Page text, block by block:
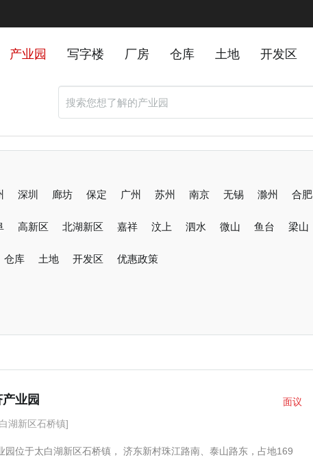
产业园 写字楼 厂房 仓库 土地 开发区
深圳 廊坊 保定 广州 苏州 南京 无锡 滁州 合肥
东莞 烟台 佛山 沧州 唐山 邯郸 张家口 石家庄
邢台 聊城 沈阳 哈尔滨
高新区 北湖新区 嘉祥 汶上 泗水 微山 鱼台 梁山
仓库 土地 开发区 优惠政策
业园
湖新区石桥镇]
面议
园位于太白湖新区石桥镇， 济东新村珠江路南、泰山路东，占地169